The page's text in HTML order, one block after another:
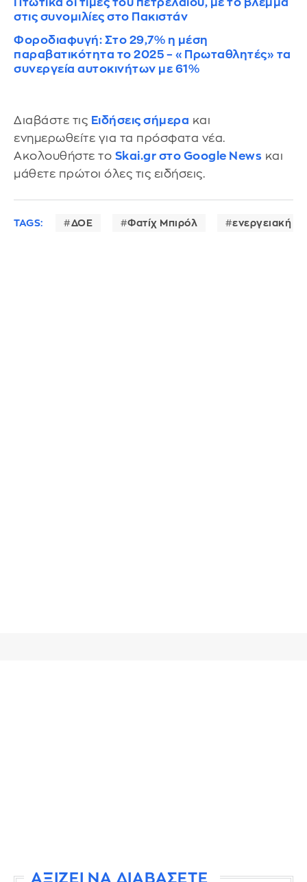
Πτωτικά οι τιμές του πετρελαίου, με το βλέμμα
στις συνομιλίες στο Πακιστάν
Φοροδιαφυγή: Στο 29,7% η μέση
παραβατικότητα το 2025 – «Πρωταθλητές» τα
συνεργεία αυτοκινήτων με 61%
Διαβάστε τις Ειδήσεις σήμερα και
ενημερωθείτε για τα πρόσφατα νέα.
Ακολουθήστε το Skai.gr στο Google News και
μάθετε πρώτοι όλες τις ειδήσεις.
TAGS: ΔΟΕ Φατίχ Μπιρόλ ενεργειακή
ΑΞΙΖΕΙ ΝΑ ΔΙΑΒΑΣΕΤΕ